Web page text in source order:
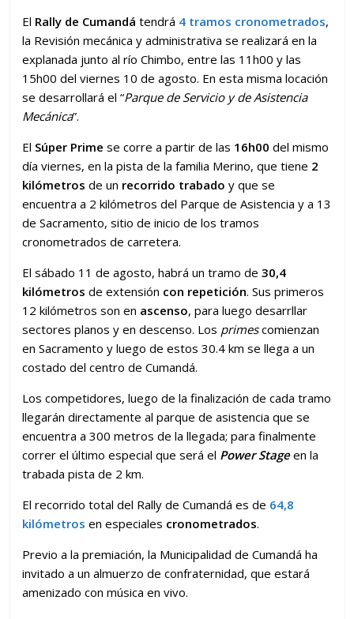
El Rally de Cumandá tendrá 4 tramos cronometrados,
la Revisión mecánica y administrativa se realizará en la
explanada junto al río Chimbo, entre las 11h00 y las
15h00 del viernes 10 de agosto. En esta misma locación
se desarrollará el “Parque de Servicio y de Asistencia
Mecánica”.
El Súper Prime se corre a partir de las 16h00 del mismo
día viernes, en la pista de la familia Merino, que tiene 2
kilómetros de un recorrido trabado y que se
encuentra a 2 kilómetros del Parque de Asistencia y a 13
de Sacramento, sitio de inicio de los tramos
cronometrados de carretera.
El sábado 11 de agosto, habrá un tramo de30,4
kilómetros de extensión con repetición. Sus primeros
12 kilómetros son en ascenso, para luego desarrllar
sectores planos y en descenso. Los primescomienzan
en Sacramento y luego de estos 30.4 km se llega a un
costado del centro de Cumandá.
Los competidores, luego de la finalización de cada tramo
llegarán directamente al parque de asistencia que se
encuentra a 300 metros de la llegada; para finalmente
correr el último especial que será el Power Stageen la
trabada pista de 2 km.
El recorrido total del Rally de Cumandá es de 64,8
kilómetros en especiales cronometrados.
Previo a la premiación, la Municipalidad de Cumandá ha
invitado a un almuerzo de confraternidad, que estará
amenizado con música en vivo.